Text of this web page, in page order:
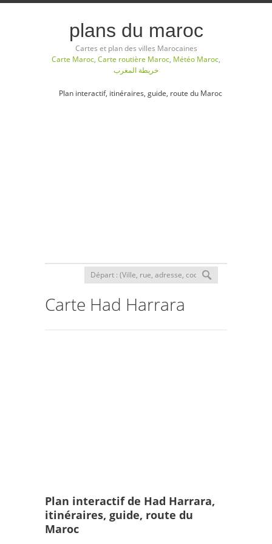
plans du maroc
Cartes et plan des villes Marocaines
Carte Maroc, Carte routière Maroc, Météo Maroc,
خريطة المغرب
Plan interactif, itinéraires, guide, route du Maroc
Carte Had Harrara
Plan interactif de Had Harrara,
itinéraires, guide, route du
Maroc